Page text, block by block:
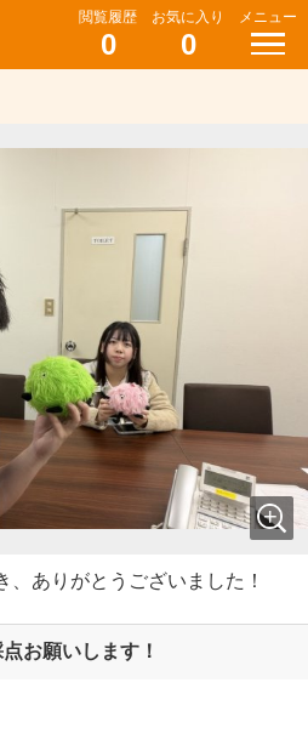
閲覧履歴
0
お気に入り
0
メニュー
、ありがとうございました！
お願いします！